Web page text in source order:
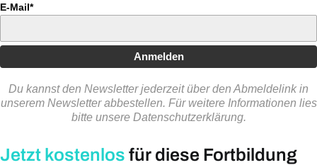
E-Mail*
Anmelden
Du kannst den Newsletter jederzeit über den Abmeldelink in
unserem Newsletter abbestellen. Für weitere Informationen lies
bitte unsere Datenschutzerklärung.
Jetzt kostenlos für diese Fortbildung